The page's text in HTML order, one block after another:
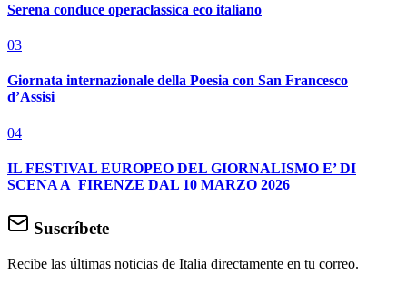
Serena conduce operaclassica eco italiano
03
Giornata internazionale della Poesia con San Francesco
d’Assisi
04
IL FESTIVAL EUROPEO DEL GIORNALISMO E’ DI
SCENA A FIRENZE DAL 10 MARZO 2026
Suscríbete
Recibe las últimas noticias de Italia directamente en tu correo.